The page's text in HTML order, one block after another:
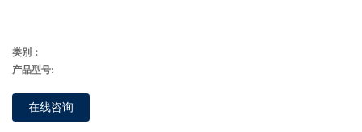
类别：
产品型号:
在线咨询